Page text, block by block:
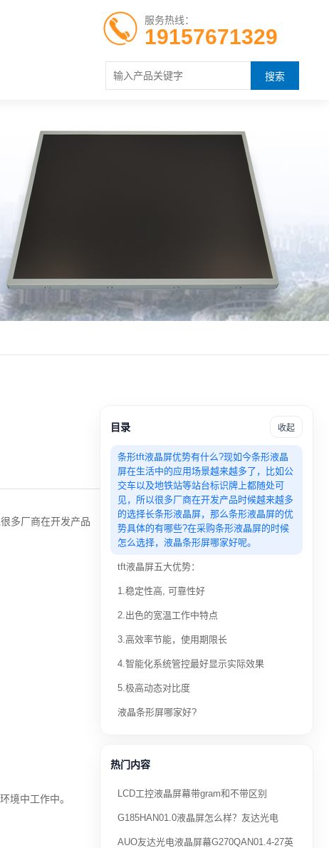
服务热线：
19157671329
多厂商在开发产品
境中工作中。
目录 收起
条形tft液晶屏优势有什么?现如今条形液晶
屏在生活中的应用场景越来越多了，比如公
交车以及地铁站等站台标识牌上都随处可
见，所以很多厂商在开发产品时候越来越多
的选择长条形液晶屏，那么条形液晶屏的优
势具体的有哪些?在采购条形液晶屏的时候
怎么选择，液晶条形屏哪家好呢。
tft液晶屏五大优势：
1.稳定性高, 可靠性好
2.出色的宽温工作中特点
3.高效率节能，使用期限长
4.智能化系统管控最好显示实际效果
5.极高动态对比度
液晶条形屏哪家好?
热门内容
LCD工控液晶屏幕带gram和不带区别
G185HAN01.0液晶屏怎么样？友达光电
AUO友达光电液晶屏幕G270QAN01.4-27英